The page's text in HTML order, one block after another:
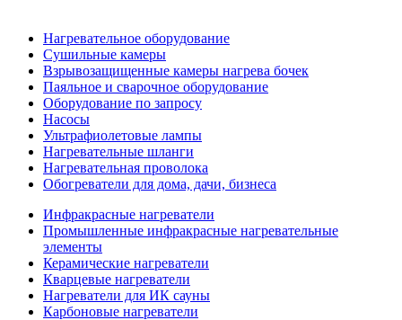
Нагревательное оборудование
Сушильные камеры
Взрывозащищенные камеры нагрева бочек
Паяльное и сварочное оборудование
Оборудование по запросу
Насосы
Ультрафиолетовые лампы
Нагревательные шланги
Нагревательная проволока
Обогреватели для дома, дачи, бизнеса
Инфракрасные нагреватели
Промышленные инфракрасные нагревательные
элементы
Керамические нагреватели
Кварцевые нагреватели
Нагреватели для ИК сауны
Карбоновые нагреватели